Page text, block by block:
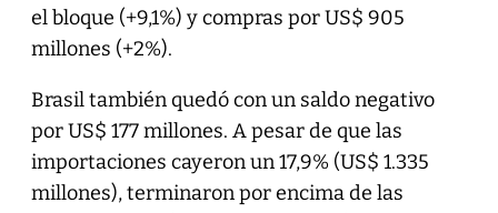
el bloque (+9,1%) y compras por US$ 905
millones (+2%).
Brasil también quedó con un saldo negativo
por US$ 177 millones. A pesar de que las
importaciones cayeron un 17,9% (US$ 1.335
millones), terminaron por encima de las